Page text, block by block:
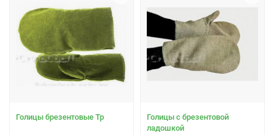
Голицы брезентовые Тр
Голицы с брезентовой
ладошкой